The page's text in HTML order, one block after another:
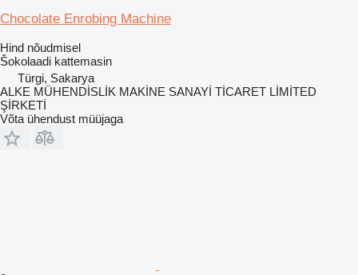
Chocolate Enrobing Machine
Hind nõudmisel
Šokolaadi kattemasin
Türgi, Sakarya
ALKE MÜHENDİSLİK MAKİNE SANAYİ TİCARET LİMİTED
ŞİRKETİ
Võta ühendust müüjaga